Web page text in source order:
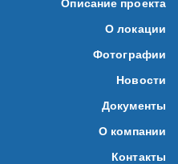
Описание проекта
О локации
Фотографии
Новости
Документы
О компании
Контакты